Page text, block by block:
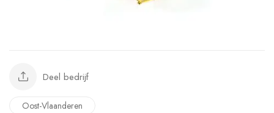
Deel bedrijf
Oost-Vlaanderen